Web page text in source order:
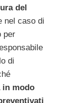
del
nel caso di
per
di
in modo